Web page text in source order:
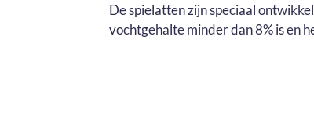
De spielatten zijn speciaal
vochtgehalte minder dan 8% is en